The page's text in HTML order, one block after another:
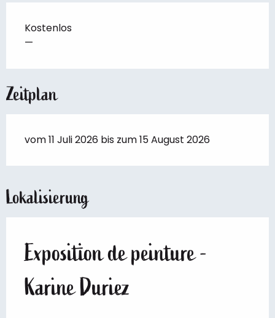
Kostenlos
—
Zeitplan
vom 11 Juli 2026 bis zum 15 August 2026
Lokalisierung
Exposition de peinture -
Karine Duriez